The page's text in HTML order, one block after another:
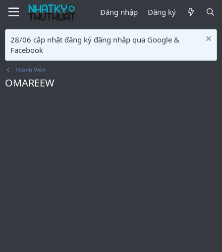
Đăng nhập Đăng ký
28/06 cập nhật đăng ký đăng nhập qua Google &
Facebook
Thành Viên
OMAREEW